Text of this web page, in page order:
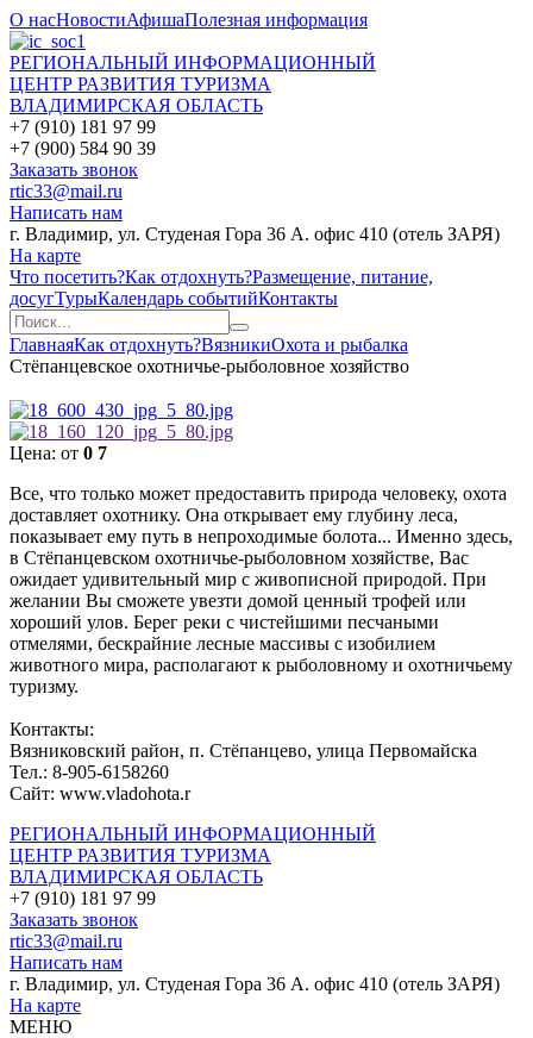
О насНовостиАфишаПолезная информация
РЕГИОНАЛЬНЫЙ ИНФОРМАЦИОННЫЙ
ЦЕНТР РАЗВИТИЯ ТУРИЗМА
ВЛАДИМИРСКАЯ ОБЛАСТЬ
+7 (910) 181 97 99
+7 (900) 584 90 39
Заказать звонок
rtic33@mail.ru
Написать нам
г. Владимир, ул. Студеная Гора 36 А. офис 410 (отель ЗАРЯ)
На карте
Что посетить?Как отдохнуть?Размещение, питание,
досугТурыКалендарь событийКонтакты
ГлавнаяКак отдохнуть?ВязникиОхота и рыбалка
Стёпанцевское охотничье-рыболовное хозяйство
Цена: от 0 7
Все, что только может предоставить природа человеку, охота
доставляет охотнику. Она открывает ему глубину леса,
показывает ему путь в непроходимые болота... Именно здесь,
в Стёпанцевском охотничье-рыболовном хозяйстве, Вас
ожидает удивительный мир с живописной природой. При
желании Вы сможете увезти домой ценный трофей или
хороший улов. Берег реки с чистейшими песчаными
отмелями, бескрайние лесные массивы с изобилием
животного мира, располагают к рыболовному и охотничьему
туризму.
Контакты:
Вязниковский район, п. Стёпанцево, улица Первомайска
Тел.: 8-905-6158260
Сайт: www.vladohota.r
РЕГИОНАЛЬНЫЙ ИНФОРМАЦИОННЫЙ
ЦЕНТР РАЗВИТИЯ ТУРИЗМА
ВЛАДИМИРСКАЯ ОБЛАСТЬ
+7 (910) 181 97 99
Заказать звонок
rtic33@mail.ru
Написать нам
г. Владимир, ул. Студеная Гора 36 А. офис 410 (отель ЗАРЯ)
На карте
МЕНЮ